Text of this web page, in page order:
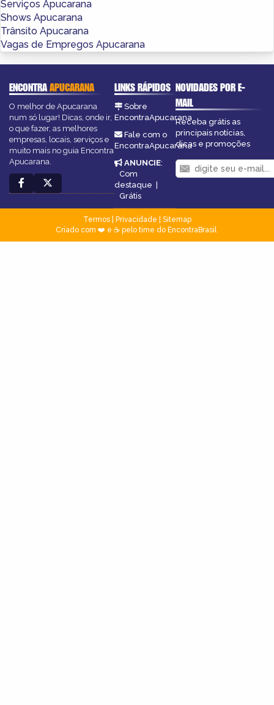
Serviços Apucarana
Shows Apucarana
Trânsito Apucarana
Vagas de Empregos Apucarana
ENCONTRAAPUCARANA
O melhor de Apucarana
num só lugar! Dicas, onde ir,
o que fazer, as melhores
empresas, locais, serviços e
muito mais no guia Encontra
Apucarana.
LINKS RÁPIDOS
Sobre
EncontraApucarana
Fale com o
EncontraApucarana
ANUNCIE:
Com
destaque
Grátis
NOVIDADES POR E-
MAIL
Receba grátis as
principais notícias,
dicas e promoções
Termos| Privacidade
Sitemap
Criado com ❤️ e ☕ pelo time do EncontraBrasil